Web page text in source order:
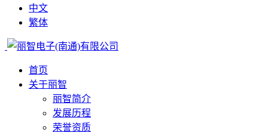
中文
繁体
首页
关于丽智
丽智简介
发展历程
荣誉资质